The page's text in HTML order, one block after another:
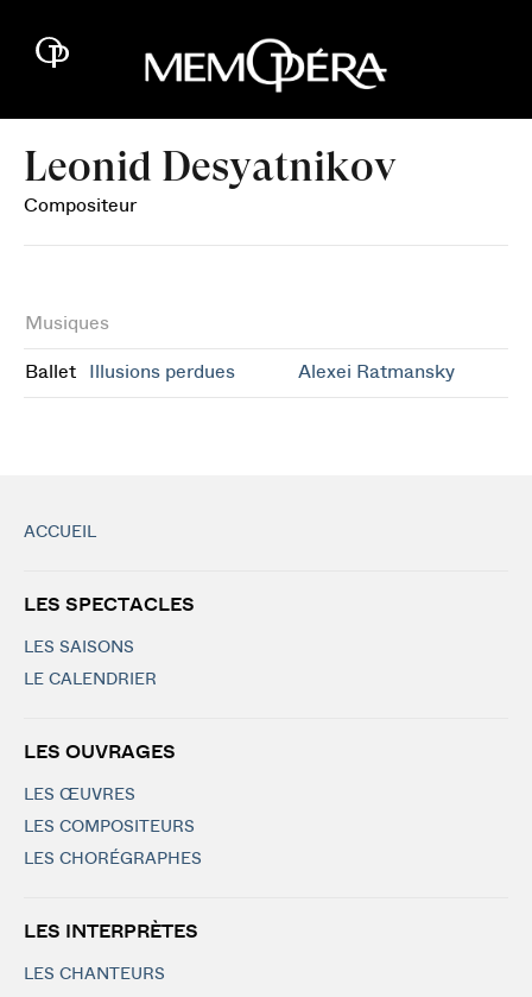
Leonid Desyatnikov
Compositeur
Musiques
Ballet Illusions perdues Alexei Ratmansky
ACCUEIL
LES SPECTACLES
LES SAISONS
LE CALENDRIER
LES OUVRAGES
LES ŒUVRES
LES COMPOSITEURS
LES CHORÉGRAPHES
LES INTERPRÈTES
LES CHANTEURS